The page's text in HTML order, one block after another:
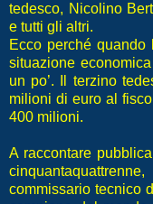
tedesco, Nicolino
e tutti gli altri.
Ecco perché
situazione
un po’. Il terzino
milioni di euro al
400 milioni.
A raccontare
commissario tecnico